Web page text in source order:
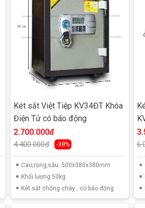
Két sắt Việt Tiệp KV34ĐT Khóa
Điện Tử có báo động
2.700.000đ
4.400.000đ -38%
Cao,rộng,sâu: 500x380x380mm
Khối lượng:50kg
Két sắt chống cháy , có báo động